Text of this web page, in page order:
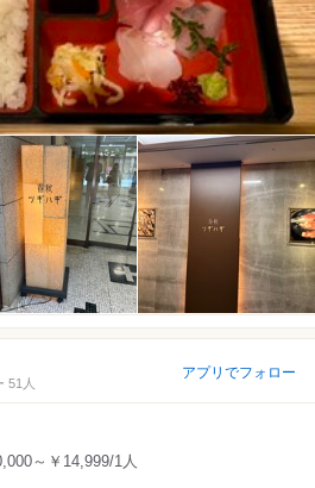
51人
アプリでフォロー
～￥14,999/1人